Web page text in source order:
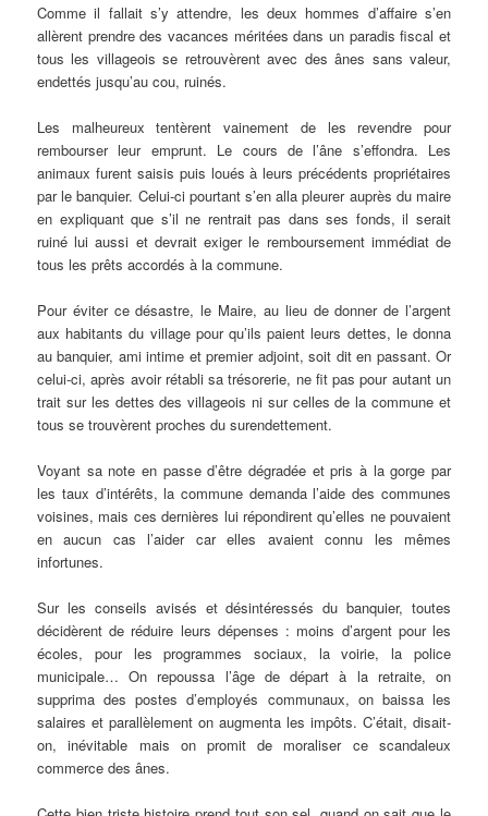
Comme il fallait s’y attendre, les deux hommes d’affaire s’en
allèrent prendre des vacances méritées dans un paradis fiscal et
tous les villageois se retrouvèrent avec des ânes sans valeur,
endettés jusqu’au cou, ruinés.
Les malheureux tentèrent vainement de les revendre pour
rembourser leur emprunt. Le cours de l’âne s’effondra. Les
animaux furent saisis puis loués à leurs précédents propriétaires
par le banquier. Celui-ci pourtant s’en alla pleurer auprès du maire
en expliquant que s’il ne rentrait pas dans ses fonds, il serait
ruiné lui aussi et devrait exiger le remboursement immédiat de
tous les prêts accordés à la commune.
Pour éviter ce désastre, le Maire, au lieu de donner de l’argent
aux habitants du village pour qu’ils paient leurs dettes, le donna
au banquier, ami intime et premier adjoint, soit dit en passant. Or
celui-ci, après avoir rétabli sa trésorerie, ne fit pas pour autant un
trait sur les dettes des villageois ni sur celles de la commune et
tous se trouvèrent proches du surendettement.
Voyant sa note en passe d’être dégradée et pris à la gorge par
les taux d’intérêts, la commune demanda l’aide des communes
voisines, mais ces dernières lui répondirent qu’elles ne pouvaient
en aucun cas l’aider car elles avaient connu les mêmes
infortunes.
Sur les conseils avisés et désintéressés du banquier, toutes
décidèrent de réduire leurs dépenses : moins d’argent pour les
écoles, pour les programmes sociaux, la voirie, la police
municipale… On repoussa l’âge de départ à la retraite, on
supprima des postes d’employés communaux, on baissa les
salaires et parallèlement on augmenta les impôts. C’était, disait-
on, inévitable mais on promit de moraliser ce scandaleux
commerce des ânes.